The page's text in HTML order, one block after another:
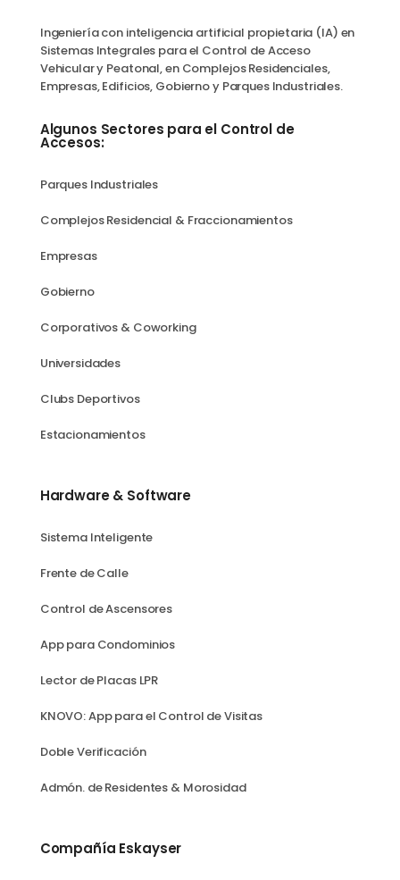
Ingeniería con inteligencia artificial propietaria (IA) en
Sistemas Integrales para el Control de Acceso
Vehicular y Peatonal, en Complejos Residenciales,
Empresas, Edificios, Gobierno y Parques Industriales.
Algunos Sectores para el Control de
Accesos:
Parques Industriales
Complejos Residencial & Fraccionamientos
Empresas
Gobierno
Corporativos & Coworking
Universidades
Clubs Deportivos
Estacionamientos
Hardware & Software
Sistema Inteligente
Frente de Calle
Control de Ascensores
App para Condominios
Lector de Placas LPR
KNOVO: App para el Control de Visitas
Doble Verificación
Admón. de Residentes & Morosidad
Compañía Eskayser